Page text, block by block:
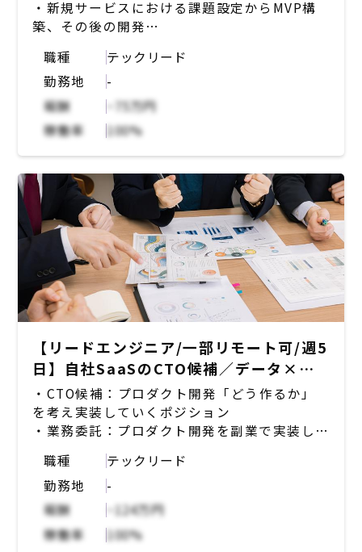
・構成管理
・Terraform
・全文検索エンジン
・MeiliSearch
・その他
・GitHub、GitHub Actions（CI）
・インフラ： AWS (ALB, ECS, RDS, S3,
Cognito, CloudWatch Logs, SES, EFS)
・開発環境：Docker
・デザイン関連：Figma
・リポジトリ管理：GitHub
・CI/CD：AWS CodeBuild or GitHub
Actions
・コミュニケーション：Slack
・オウンドメディア：Next.js, microCMS
・Biz基盤： G suite
・新規サービスにおける課題設定からMVP構
築、その後の開発
・エンジニアリング組織全体の課題解決やマネ
ジメント
・メンバーマネジメント
・メンバーの技術力向上のための指導・サポー
ト
【開発環境】
・言語：Ruby, TypeScript, Python
・フレームワーク等： Ruby on Rails,
Next.js
・データベース：MySQL
・キャッシュ等：memcached, Redis,
varnish
・構成管理：Docker, Terraform
・インフラ：AWS, GCP
・CI/CD：CircleCI, Slack
・リポジトリ：GitHub
・ドキュメント：Notion, Confluence,
Google Drive
・コミュニケーションツール：Slack,
Discord
職種
テックリード
勤務地
-
報酬
~75万円
稼働率
100%
【リードエンジニア/一部リモート可/週5
日】自社SaaSのCTO候補／データ×マ
ーケ事業で昨対比800%成長中！
・CTO候補：プロダクト開発「どう作るか」
を考え実装していくポジション
・業務委託：プロダクト開発を副業で実装して
いくポジション
・自社・顧客にとってどのようなサービスやプ
ロダクトが必要か検証、リサーチ
・開発するプロダクトの企画、選定
・開発環境の選定
・人員計画の立案
職種
テックリード
勤務地
-
報酬
~124万円
稼働率
100%